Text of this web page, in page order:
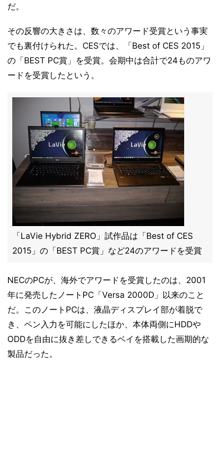
だ。
その反響の大きさは、数々のアワード受賞という事実
でも裏付けられた。CESでは、「Best of CES 2015」
の「BEST PC賞」を受賞。会期中は合計で24ものアワ
ードを受賞したという。
「LaVie Hybrid ZERO」試作品は「Best of CES
2015」の「BEST PC賞」など24のアワードを受賞
NECのPCが、海外でアワードを受賞したのは、2001
年に発売したノートPC「Versa 2000D」以来のこと
だ。このノートPCは、液晶ディスプレイ部が着脱で
き、ペン入力を可能にしたほか、本体両側にHDDや
ODDを自由に抜き差しできるベイを搭載した画期的な
製品だった。